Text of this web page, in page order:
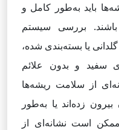
باید به‌طور کامل و
بررسی سیستم
یا بسته‌بندی شده،
سفید و بدون علائم
از سلامت ریشه‌ها
زده‌اند یا به‌طور
ممکن است نشانه‌ای از